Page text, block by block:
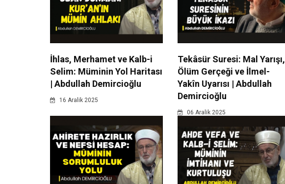
İhlas, Merhamet ve Kalb-i
Selim: Müminin Yol Haritası
| Abdullah Demircioğlu
16 Aralik 2025
Tekâsür Suresi: Mal Yarışı,
Ölüm Gerçeği ve İlmel-
Yakîn Uyarısı | Abdullah
Demircioğlu
06 Aralik 2025